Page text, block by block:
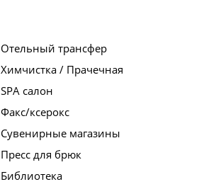
Отельный трансфер
Химчистка / Прачечная
SPA салон
Факс/ксерокс
Сувенирные магазины
Пресс для брюк
Библиотека